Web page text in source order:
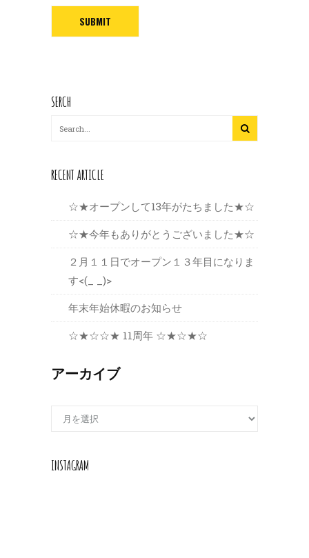
SERCH
RECENT ARTICLE
☆★オープンして13年がたちました★☆
☆★今年もありがとうございました★☆
２月１１日でオープン１３年目になりま
す<(_ _)>
年末年始休暇のお知らせ
☆★☆☆★ 11周年 ☆★☆★☆
アーカイブ
INSTAGRAM